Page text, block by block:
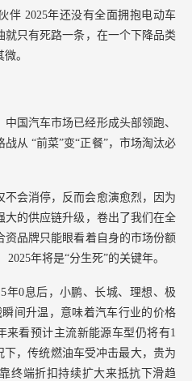
伴 2025年还没有全面拥抱电动车
就只有死路一条，在一个下降品类
。
国汽车市场已经形成头部领跑、
战从“前菜”变“正餐”，市场淘汰必
不会消停，反而会愈演愈烈，因为
大的供应链升级，卷出了我们在全
品牌只能眼看着自身的市场份额
2025年将是“分生死”的关键年。
5年0息后，小鹏、长城、理想、极
间升温，意味着汽车行业的价格
来看预计主流新能源车型仍将有1
，传统燃油车受冲击最大，贵为
终端折扣持续扩大来抵抗下滑趋